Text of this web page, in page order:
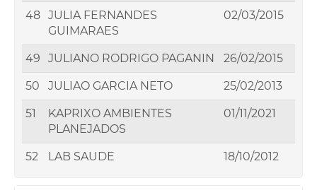
48 JULIA FERNANDES
GUIMARAES
02/03/2015
49 JULIANO RODRIGO PAGANIN 26/02/2015
50 JULIAO GARCIA NETO 25/02/2013
51
KAPRIXO AMBIENTES
PLANEJADOS
01/11/2021
52 LAB SAUDE 18/10/2012